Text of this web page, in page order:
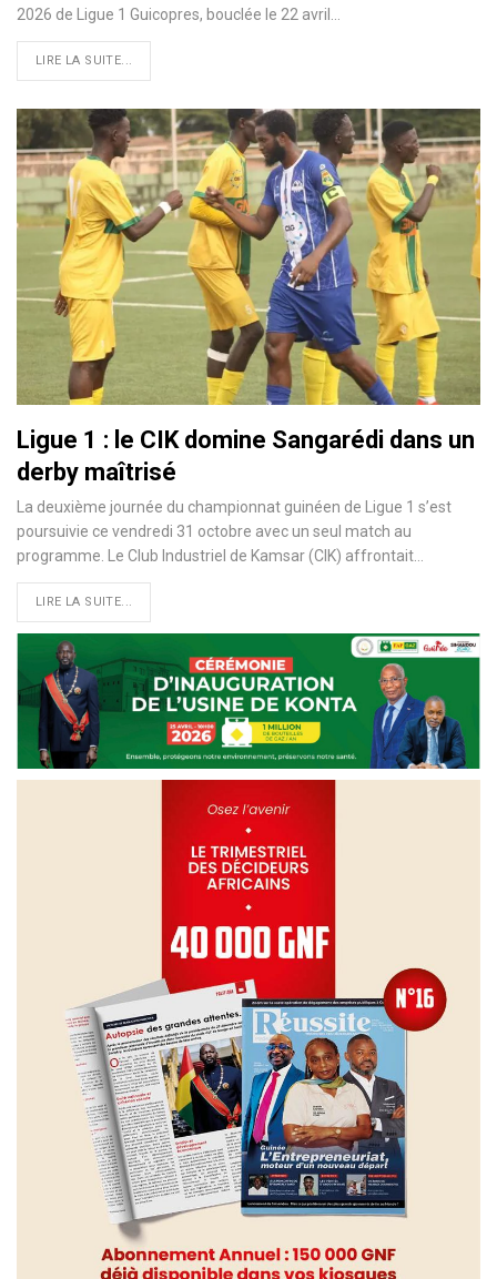
2026 de Ligue 1 Guicopres, bouclée le 22 avril…
LIRE LA SUITE...
Ligue 1 : le CIK domine Sangarédi dans un
derby maîtrisé
La deuxième journée du championnat guinéen de Ligue 1 s’est
poursuivie ce vendredi 31 octobre avec un seul match au
programme. Le Club Industriel de Kamsar (CIK) affrontait…
LIRE LA SUITE...